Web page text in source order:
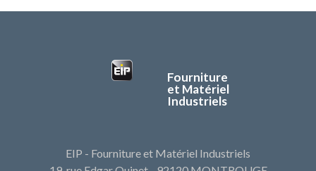
Fourniture
et Matériel
Industriels
EIP - Fourniture et Matériel Industriels